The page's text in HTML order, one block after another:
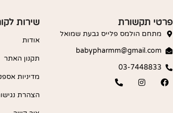
פרטי תקשורת
מתחם הולמס פלייס גבעת שמואל
babypharmm@gmail.com
03-7448833
שירות
אודות
תקנון האתר
מדיניות
הצהרת